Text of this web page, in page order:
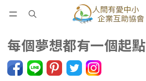
每個夢想都有一個起點